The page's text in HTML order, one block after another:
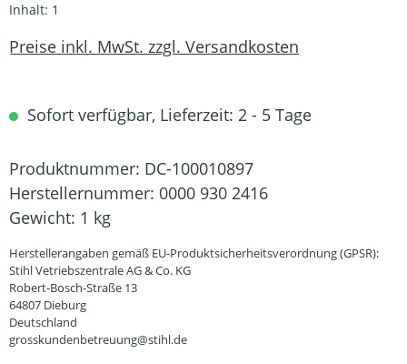
Inhalt: 1
Preise inkl. MwSt. zzgl. Versandkosten
Sofort verfügbar, Lieferzeit: 2 - 5 Tage
Produktnummer: DC-100010897
Herstellernummer: 0000 930 2416
Gewicht: 1 kg
Herstellerangaben gemäß EU-Produktsicherheitsverordnung (GPSR):
Stihl Vetriebszentrale AG & Co. KG
Robert-Bosch-Straße 13
64807 Dieburg
Deutschland
grosskundenbetreuung@stihl.de